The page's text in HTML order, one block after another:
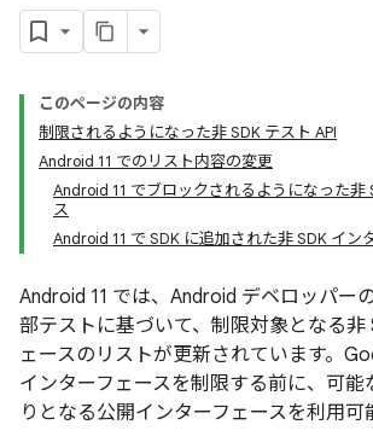
このページの内容
制限されるようになった非 SDK テスト API
Android 11 でのリスト内容の変更
Android 11 でブロックされるようになった非
ス
Android 11 で SDK に追加された非 SDK イン
Android 11 では、Android デベロッパー
部テストに基づいて、制限対象となる非
ェースのリストが更新されています。
インターフェースを制限する前に、可能
りとなる公開インターフェースを利用可